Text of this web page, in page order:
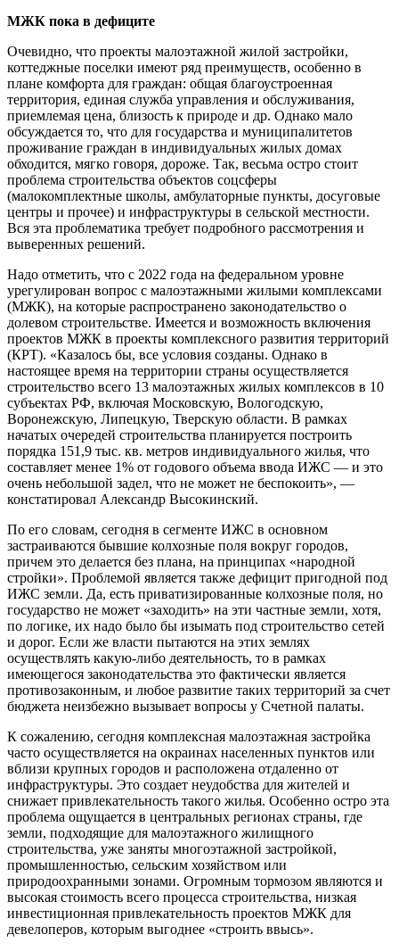
МЖК пока в дефиците
Очевидно, что проекты малоэтажной жилой застройки,
коттеджные поселки имеют ряд преимуществ, особенно в
плане комфорта для граждан: общая благоустроенная
территория, единая служба управления и обслуживания,
приемлемая цена, близость к природе и др. Однако мало
обсуждается то, что для государства и муниципалитетов
проживание граждан в индивидуальных жилых домах
обходится, мягко говоря, дороже. Так, весьма остро стоит
проблема строительства объектов соцсферы
(малокомплектные школы, амбулаторные пункты, досуговые
центры и прочее) и инфраструктуры в сельской местности.
Вся эта проблематика требует подробного рассмотрения и
выверенных решений.
Надо отметить, что с 2022 года на федеральном уровне
урегулирован вопрос с малоэтажными жилыми комплексами
(МЖК), на которые распространено законодательство о
долевом строительстве. Имеется и возможность включения
проектов МЖК в проекты комплексного развития территорий
(КРТ). «Казалось бы, все условия созданы. Однако в
настоящее время на территории страны осуществляется
строительство всего 13 малоэтажных жилых комплексов в 10
субъектах РФ, включая Московскую, Вологодскую,
Воронежскую, Липецкую, Тверскую области. В рамках
начатых очередей строительства планируется построить
порядка 151,9 тыс. кв. метров индивидуального жилья, что
составляет менее 1% от годового объема ввода ИЖС — и это
очень небольшой задел, что не может не беспокоить», —
констатировал Александр Высокинский.
По его словам, сегодня в сегменте ИЖС в основном
застраиваются бывшие колхозные поля вокруг городов,
причем это делается без плана, на принципах «народной
стройки». Проблемой является также дефицит пригодной под
ИЖС земли. Да, есть приватизированные колхозные поля, но
государство не может «заходить» на эти частные земли, хотя,
по логике, их надо было бы изымать под строительство сетей
и дорог. Если же власти пытаются на этих землях
осуществлять какую-либо деятельность, то в рамках
имеющегося законодательства это фактически является
противозаконным, и любое развитие таких территорий за счет
бюджета неизбежно вызывает вопросы у Счетной палаты.
К сожалению, сегодня комплексная малоэтажная застройка
часто осуществляется на окраинах населенных пунктов или
вблизи крупных городов и расположена отдаленно от
инфраструктуры. Это создает неудобства для жителей и
снижает привлекательность такого жилья. Особенно остро эта
проблема ощущается в центральных регионах страны, где
земли, подходящие для малоэтажного жилищного
строительства, уже заняты многоэтажной застройкой,
промышленностью, сельским хозяйством или
природоохранными зонами. Огромным тормозом являются и
высокая стоимость всего процесса строительства, низкая
инвестиционная привлекательность проектов МЖК для
девелоперов, которым выгоднее «строить ввысь».